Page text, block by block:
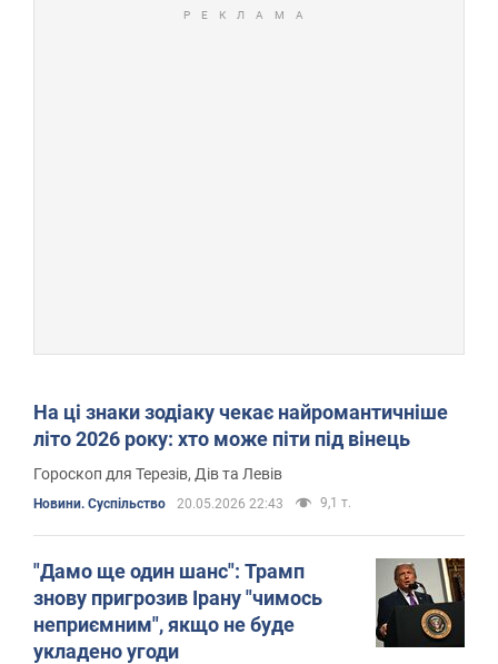
На ці знаки зодіаку чекає найромантичніше
літо 2026 року: хто може піти під вінець
Гороскоп для Терезів, Дів та Левів
Новини. Суспільство 20.05.2026 22:43 9,1 т.
"Дамо ще один шанс": Трамп
знову пригрозив Ірану "чимось
неприємним", якщо не буде
укладено угоди